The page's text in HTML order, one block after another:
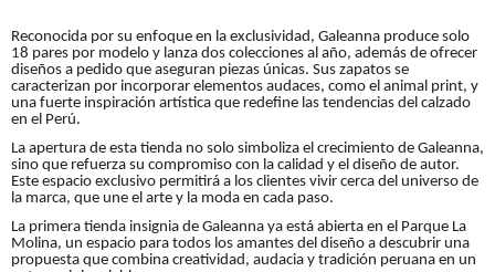
Reconocida por su enfoque en la exclusividad, Galeanna produce solo
18 pares por modelo y lanza dos colecciones al año, además de ofrecer
diseños a pedido que aseguran piezas únicas. Sus zapatos se
caracterizan por incorporar elementos audaces, como el animal print, y
una fuerte inspiración artística que redefine las tendencias del calzado
en el Perú.
La apertura de esta tienda no solo simboliza el crecimiento de Galeanna,
sino que refuerza su compromiso con la calidad y el diseño de autor.
Este espacio exclusivo permitirá a los clientes vivir cerca del universo de
la marca, que une el arte y la moda en cada paso.
La primera tienda insignia de Galeanna ya está abierta en el Parque La
Molina, un espacio para todos los amantes del diseño a descubrir una
propuesta que combina creatividad, audacia y tradición peruana en un